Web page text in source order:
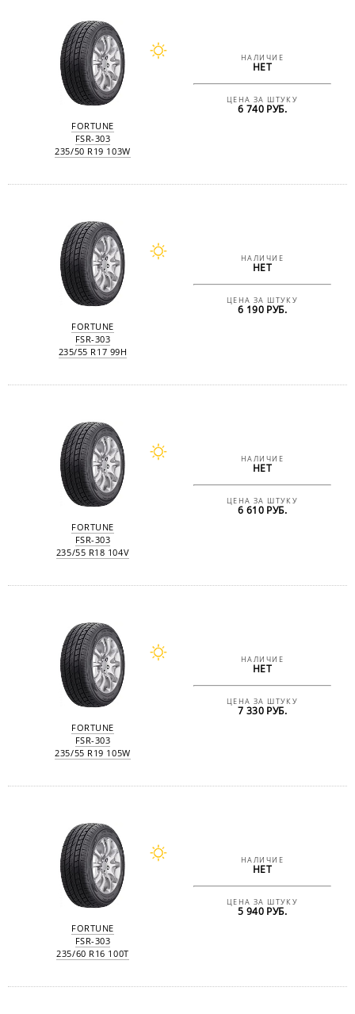
FORTUNE
FSR-303
235/50 R19 103W
НАЛИЧИЕ
НЕТ
ЦЕНА ЗА ШТУКУ
6 740 РУБ.
FORTUNE
FSR-303
235/55 R17 99H
НАЛИЧИЕ
НЕТ
ЦЕНА ЗА ШТУКУ
6 190 РУБ.
FORTUNE
FSR-303
235/55 R18 104V
НАЛИЧИЕ
НЕТ
ЦЕНА ЗА ШТУКУ
6 610 РУБ.
FORTUNE
FSR-303
235/55 R19 105W
НАЛИЧИЕ
НЕТ
ЦЕНА ЗА ШТУКУ
7 330 РУБ.
FORTUNE
FSR-303
235/60 R16 100T
НАЛИЧИЕ
НЕТ
ЦЕНА ЗА ШТУКУ
5 940 РУБ.